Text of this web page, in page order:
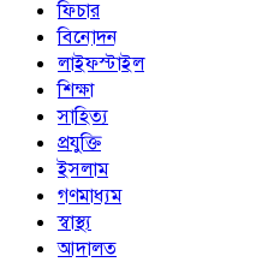
ফিচার
বিনোদন
লাইফস্টাইল
শিক্ষা
সাহিত্য
প্রযুক্তি
ইসলাম
গণমাধ্যম
স্বাস্থ্য
আদালত